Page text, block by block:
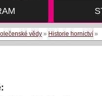
vědy » Historie hornictví »